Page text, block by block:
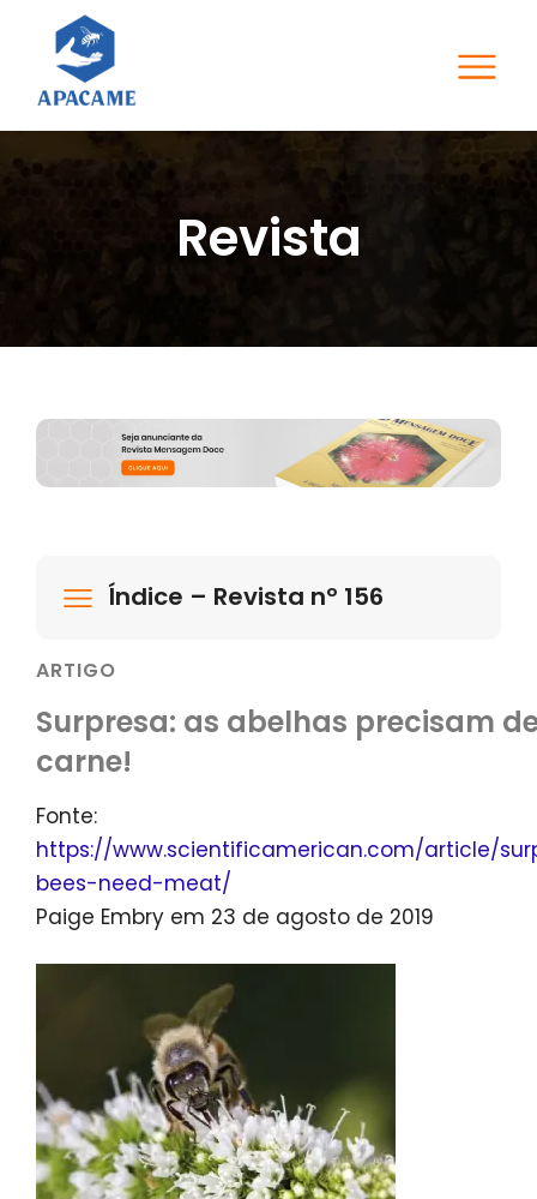
Revista
Índice – Revista nº 156
ARTIGO
Surpresa: as abelhas precisam
carne!
Fonte:
https://www.scientificamerican.com/article/
bees-need-meat/
Paige Embry em 23 de agosto de 2019